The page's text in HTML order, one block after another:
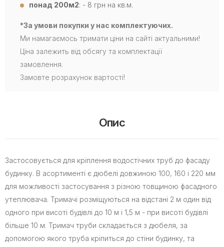
понад 200м2: - 8 грн на кв.м.
*За умови покупки у нас комплектуючих.
Ми намагаємось тримати ціни на сайті актуальними!
Ціна залежить від обсягу та комплектації
замовлення.
Замовте розрахунок вартості!
Опис
Застосовується для кріплення водостічних труб до фасаду
будинку. В асортименті є дюбелі довжиною 100, 160 і 220 мм
для можливості застосування з різною товщиною фасадного
утеплювача. Тримачі розміщуються на відстані 2 м один від
одного при висоті будівлі до 10 м і 1,5 м - при висоті будівлі
більше 10 м. Тримач труби складається з дюбеля, за
допомогою якого труба кріпиться до стіни будинку, та